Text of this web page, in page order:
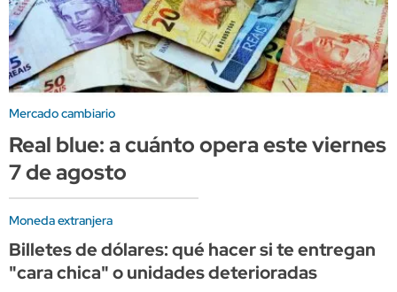
Mercado cambiario
Real blue: a cuánto opera este viernes
7 de agosto
Moneda extranjera
Billetes de dólares: qué hacer si te entregan
"cara chica" o unidades deterioradas